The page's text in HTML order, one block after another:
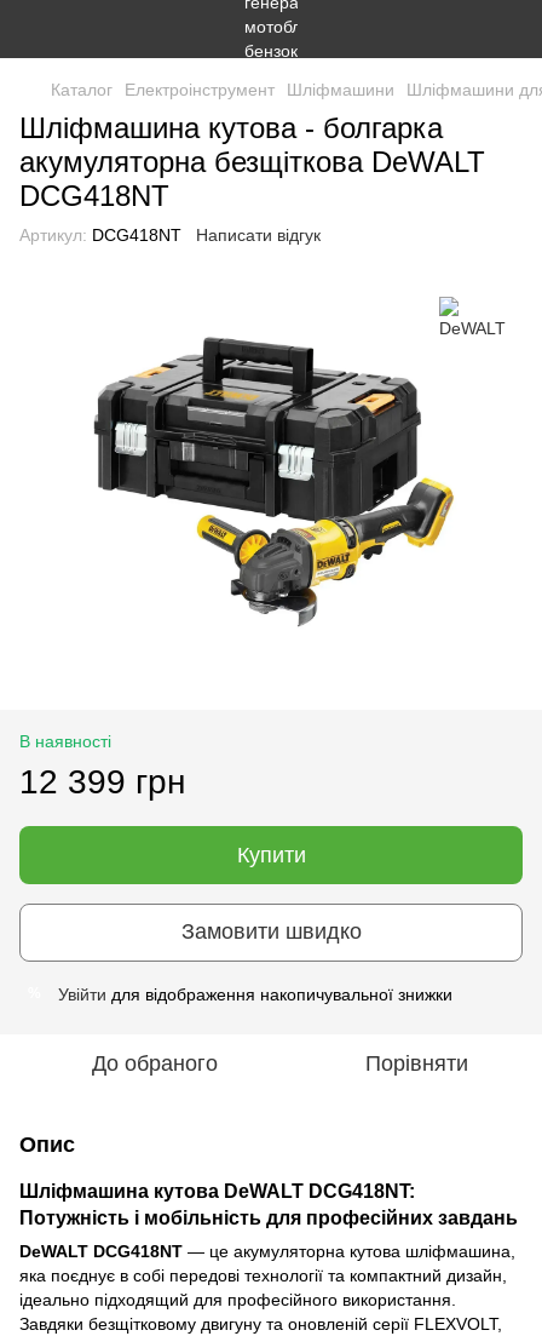
Каталог Електроінструмент Шліфмашини Шліфмашини
Шліфмашина кутова - болгарка
акумуляторна безщіткова DeWALT
DCG418NT
Артикул: DCG418NT Написати відгук
В наявності
12 399 грн
Купити
Замовити швидко
Увійти для відображення накопичувальної знижки
До обраного Порівняти
Опис
Шліфмашина кутова DeWALT DCG418NT:
Потужність і мобільність для професійних завдань
DeWALT DCG418NT — це акумуляторна кутова шліфмашина,
яка поєднує в собі передові технології та компактний дизайн,
ідеально підходящий для професійного використання.
Завдяки безщітковому двигуну та оновленій серії FLEXVOLT,